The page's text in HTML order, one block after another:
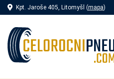
Kpt. Jaroše 405, Litomyšl (mapa)